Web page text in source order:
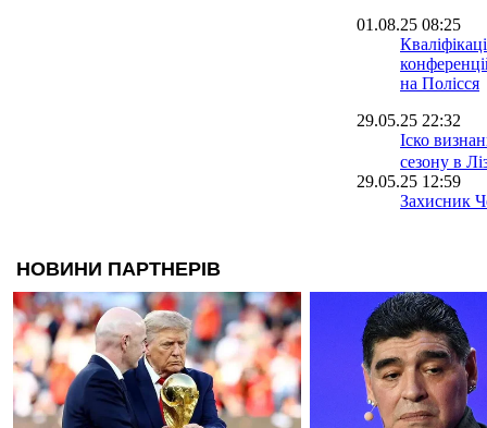
01.08.25 08:25
на Полісся
29.05.25 22:32
Іско
сезону в
29.05.25 12:59
Захисник
Позов
причину
29.05.25 09:56
Захисник
будемо в
великих